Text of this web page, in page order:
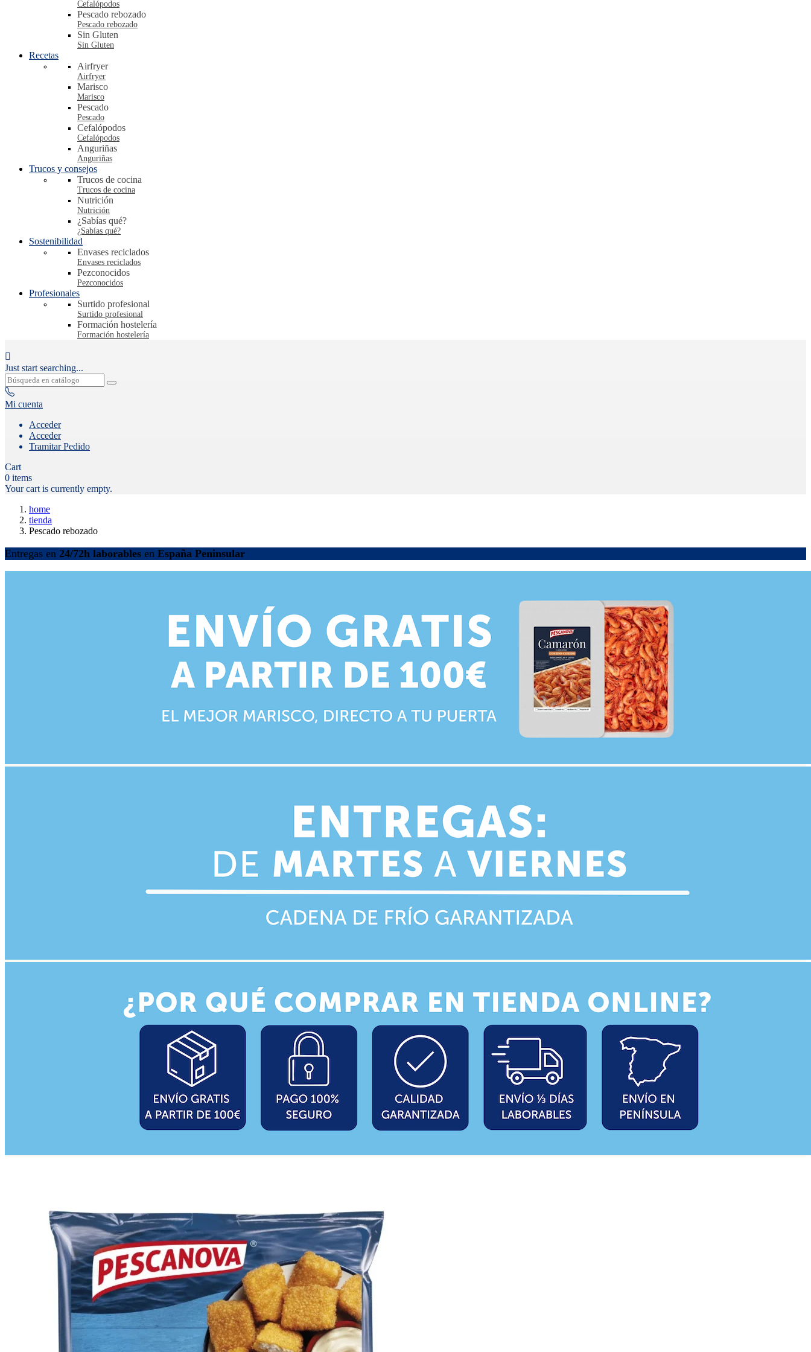
Cefalópodos
Pescado rebozado
Pescado rebozado
Sin Gluten
Sin Gluten
Recetas
Airfryer
Airfryer
Marisco
Marisco
Pescado
Pescado
Cefalópodos
Cefalópodos
Anguriñas
Anguriñas
Trucos y consejos
Trucos de cocina
Trucos de cocina
Nutrición
Nutrición
¿Sabías qué?
¿Sabías qué?
Sostenibilidad
Envases reciclados
Envases reciclados
Pezconocidos
Pezconocidos
Profesionales
Surtido profesional
Surtido profesional
Formación hostelería
Formación hostelería

Just start searching...
Mi cuenta
Acceder
Acceder
Tramitar Pedido
Cart
0 items
Your cart is currently empty.
home
tienda
Pescado rebozado
Entregas en 24/72h laborables en España Peninsular